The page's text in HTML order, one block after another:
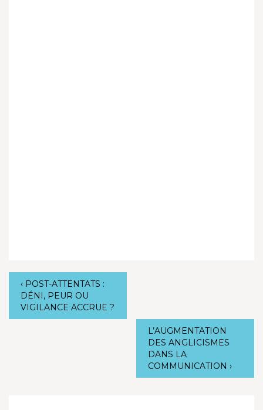
‹ POST-ATTENTATS :
DÉNI, PEUR OU
VIGILANCE ACCRUE ?
L’AUGMENTATION
DES ANGLICISMES
DANS LA
COMMUNICATION›